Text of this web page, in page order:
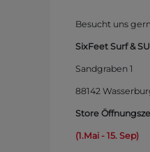
Besucht uns
SixFeet Surf &
Sandgraben 1
88142
Store
(1.Mai - 15. Sep)